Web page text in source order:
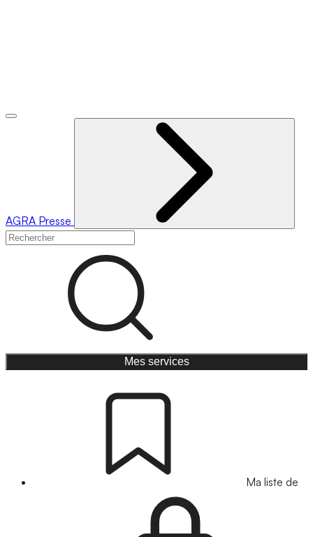
AGRA Presse
Mes services
Ma liste de